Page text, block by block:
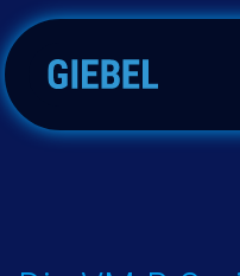
Zum Inhalt springen